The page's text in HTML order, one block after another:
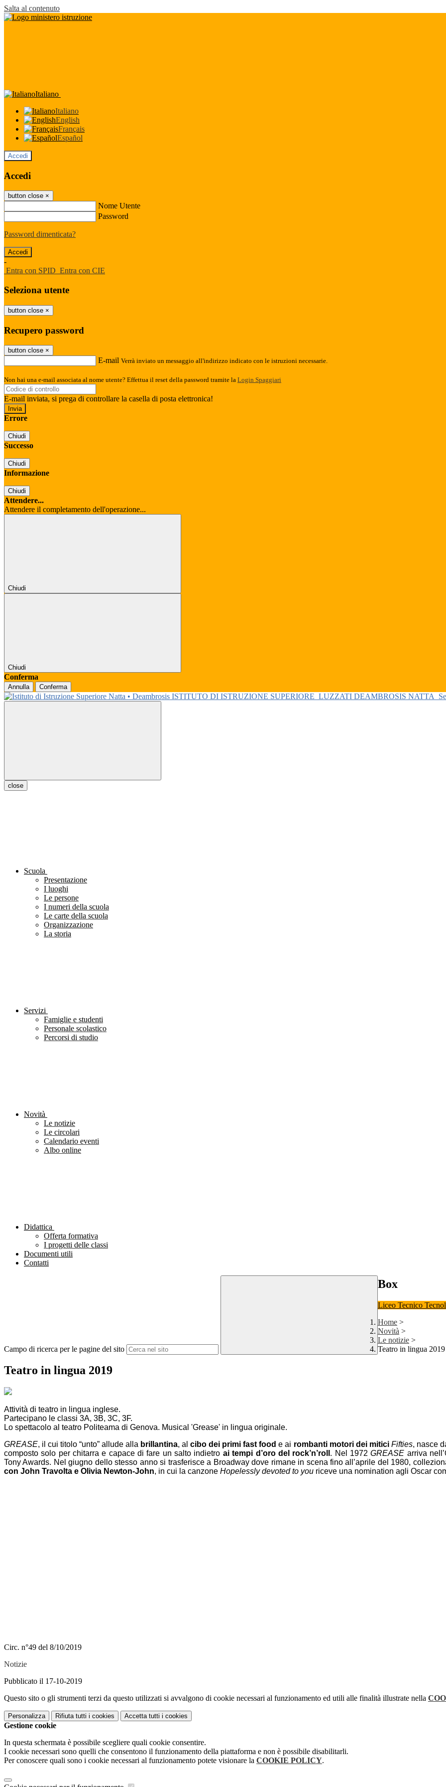
Salta al contenuto
Italiano
Italiano
English
Français
Español
Accedi
Accedi
button close ×
Nome Utente
Password
Password dimenticata?
-
Entra con SPID Entra con CIE
Seleziona utente
button close ×
Recupero password
button close ×
E-mail Verrà inviato un messaggio all'indirizzo indicato con le istruzioni necessarie.
Non hai una e-mail associata al nome utente? Effettua il reset della password tramite la Login Spaggiari
E-mail inviata, si prega di controllare la casella di posta elettronica!
Errore
Chiudi
Successo
Chiudi
Informazione
Chiudi
Attendere...
Attendere il completamento dell'operazione...
Chiudi
Chiudi
Conferma
Annulla Conferma
ISTITUTO DI ISTRUZIONE SUPERIORE LUZZATI DEAMBROSIS NATTA
close
Scuola
Presentazione
I luoghi
Le persone
I numeri della scuola
Le carte della scuola
Organizzazione
La storia
Servizi
Famiglie e studenti
Personale scolastico
Percorsi di studio
Novità
Le notizie
Le circolari
Calendario eventi
Albo online
Didattica
Offerta formativa
I progetti delle classi
Documenti utili
Contatti
Campo di ricerca per le pagine del sito
Box
Liceo Tecnico
Home >
Novità >
Le notizie >
Teatro in lingua 2019
Teatro in lingua 2019
Attività di teatro in lingua inglese.
Partecipano le classi 3A, 3B, 3C, 3F.
Lo spettacolo al teatro Politeama di Genova. Musical 'Grease' in lingua originale.
GREASE, il cui titolo “unto” allude alla brillantina, alcibo dei primi fast food e ai rombanti motori dei mitici Fifties, nasce
composto solo per chitarra e capace di fare un salto indietro ai tempi d’oro del rock’n’roll . Nel 1972GREASE arriva
Tony Awards. Nel giugno dello stesso anno si trasferisce a Broadway dove rimane in scena fino all’aprile del 1980,
con John Travolta e Olivia Newton-John, in cui la canzone Hopelessly devoted to you riceve una nomination agli Oscar
Circ. n°49 del 8/10/2019
Notizie
Pubblicato il 17-10-2019
Questo sito o gli strumenti terzi da questo utilizzati si avvalgono di cookie necessari al funzionamento ed utili alle finalità illustrate nella
Personalizza Rifiuta tutti i cookies Accetta tutti i cookies
Gestione cookie
In questa schermata è possibile scegliere quali cookie consentire.
I cookie necessari sono quelli che consentono il funzionamento della piattaforma e non è possibile disabilitarli.
Per conoscere quali sono i cookie necessari al funzionamento potete visionare la COOKIE POLICY.